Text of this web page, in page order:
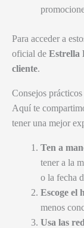
Para acceder a
oficial de Estrella
cliente.
Consejos prácticos
Aquí te
tener una mejor
Ten a
tener a la
o la fecha
Escoge el
menos
Usa las